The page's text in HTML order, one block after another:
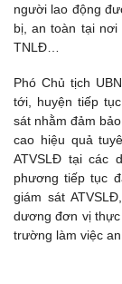
người lao động
bị, an toàn tại
TNLĐ…
Phó Chủ tịch
tới, huyện tiếp
sát nhằm đảm
cao hiệu quả
ATVSLĐ tại các
phương tiếp tục
giám sát
dương đơn vị
trường làm việc